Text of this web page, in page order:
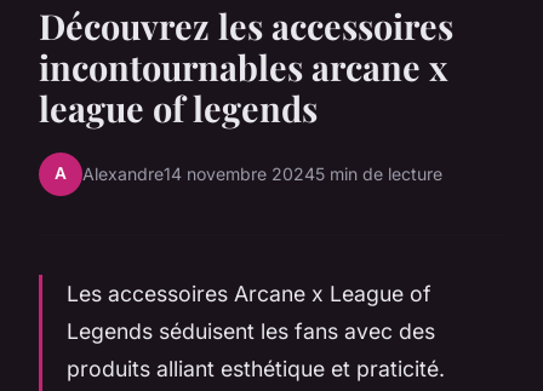
Découvrez les accessoires
incontournables arcane x
league of legends
A Alexandre14 novembre 20245 min de lecture
Les accessoires Arcane x League of
Legends séduisent les fans avec des
produits alliant esthétique et praticité.